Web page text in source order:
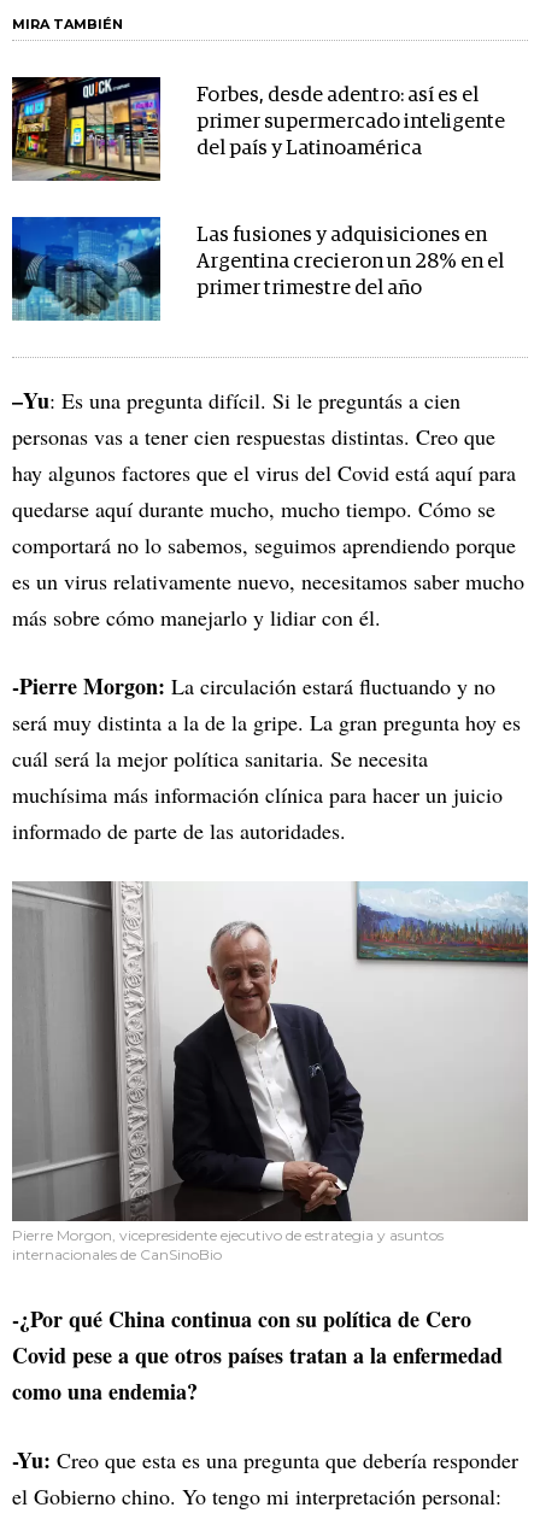
MIRA TAMBIÉN
Forbes, desde adentro: así es el
primer supermercado inteligente
del país y Latinoamérica
Las fusiones y adquisiciones en
Argentina crecieron un 28% en el
primer trimestre del año
–Yu: Es una pregunta difícil. Si le preguntás a cien
personas vas a tener cien respuestas distintas. Creo que
hay algunos factores que el virus del Covid está aquí para
quedarse aquí durante mucho, mucho tiempo. Cómo se
comportará no lo sabemos, seguimos aprendiendo porque
es un virus relativamente nuevo, necesitamos saber mucho
más sobre cómo manejarlo y lidiar con él.
-Pierre Morgon: La circulación estará fluctuando y no
será muy distinta a la de la gripe. La gran pregunta hoy es
cuál será la mejor política sanitaria. Se necesita
muchísima más información clínica para hacer un juicio
informado de parte de las autoridades.
Pierre Morgon, vicepresidente ejecutivo de estrategia y asuntos
internacionales de CanSinoBio
-¿Por qué China continua con su política de Cero
Covid pese a que otros países tratan a la enfermedad
como una endemia?
-Yu: Creo que esta es una pregunta que debería responder
el Gobierno chino. Yo tengo mi interpretación personal: